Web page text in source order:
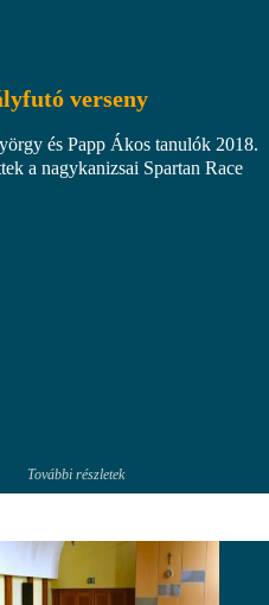
verseny
és Papp Ákos tanulók 2018.
a nagykanizsai Spartan Race
További részletek